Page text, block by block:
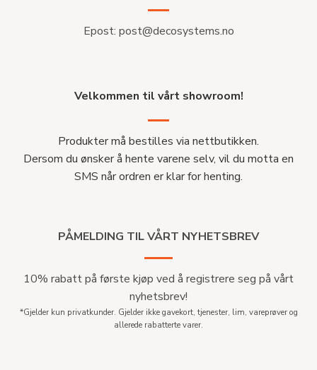
Epost: post@decosystems.no
Velkommen til vårt showroom!
Produkter må bestilles via nettbutikken.
Dersom du ønsker å hente varene selv, vil du motta en
SMS når ordren er klar for henting.
PÅMELDING TIL VÅRT NYHETSBREV
10% rabatt på første kjøp ved å registrere seg på vårt
nyhetsbrev!
*Gjelder kun privatkunder. Gjelder ikke gavekort, tjenester, lim, vareprøver og
allerede rabatterte varer.